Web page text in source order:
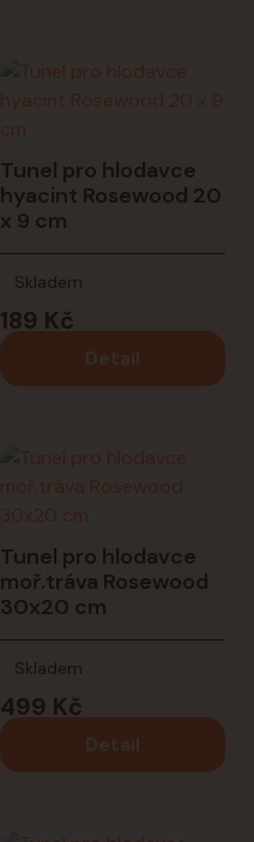
Tunel pro hlodavce
hyacint Rosewood 20
x 9 cm
189 Kč
Skladem
Detail
Tunel pro hlodavce
moř.tráva Rosewood
30x20 cm
499 Kč
Skladem
Detail